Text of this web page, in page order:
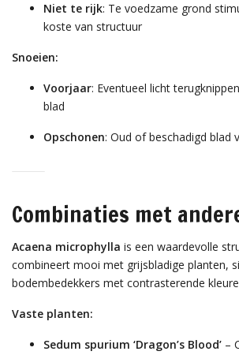
Niet te rijk: Te voedzame grond
koste van structuur
Snoeien:
Voorjaar: Eventueel licht
blad
Opschonen: Oud of beschadigd blad
Combinaties met
Acaena microphylla is een waardevolle
combineert mooi met grijsbladige planten,
bodembedekkers met contrasterende
Vaste planten:
Sedum spurium ‘Dragon’s Blood’ –